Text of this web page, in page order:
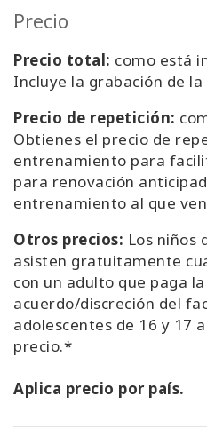
Precio
Precio total: como está
Incluye la grabación de la
Precio de repetición:
Obtienes el precio de
entrenamiento para
para renovación
entrenamiento al que
Otros precios: Los niños
asisten gratuitamente
con un adulto que paga
acuerdo/discreción del
adolescentes de 16 y 17
precio.*
Aplica precio por país.